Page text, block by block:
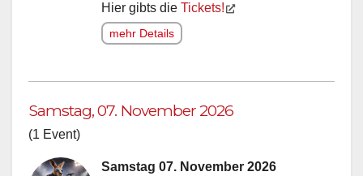
Hier gibts die Tickets!
mehr Details
Samstag, 07. November 2026
(1 Event)
Samstag 07. November 2026